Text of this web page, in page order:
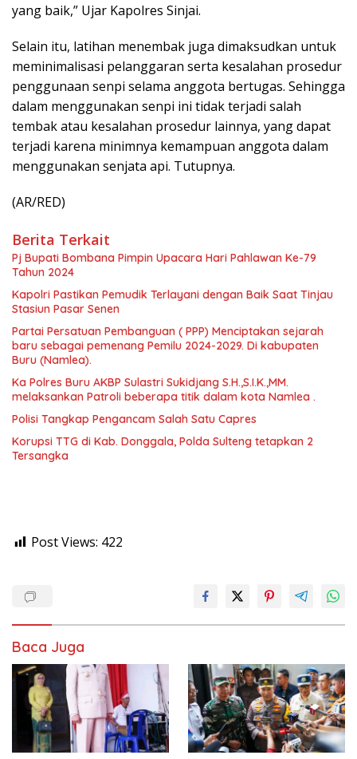
yang baik,” Ujar Kapolres Sinjai.
Selain itu, latihan menembak juga dimaksudkan untuk
meminimalisasi pelanggaran serta kesalahan prosedur
penggunaan senpi selama anggota bertugas. Sehingga
dalam menggunakan senpi ini tidak terjadi salah
tembak atau kesalahan prosedur lainnya, yang dapat
terjadi karena minimnya kemampuan anggota dalam
menggunakan senjata api. Tutupnya.
(AR/RED)
Berita Terkait
Pj Bupati Bombana Pimpin Upacara Hari Pahlawan Ke-79
Tahun 2024
Kapolri Pastikan Pemudik Terlayani dengan Baik Saat Tinjau
Stasiun Pasar Senen
Partai Persatuan Pembanguan ( PPP) Menciptakan sejarah
baru sebagai pemenang Pemilu 2024-2029. Di kabupaten
Buru (Namlea).
Ka Polres Buru AKBP Sulastri Sukidjang S.H.,S.I.K.,MM.
melaksankan Patroli beberapa titik dalam kota Namlea .
Polisi Tangkap Pengancam Salah Satu Capres
Korupsi TTG di Kab. Donggala, Polda Sulteng tetapkan 2
Tersangka
Post Views: 422
Baca Juga